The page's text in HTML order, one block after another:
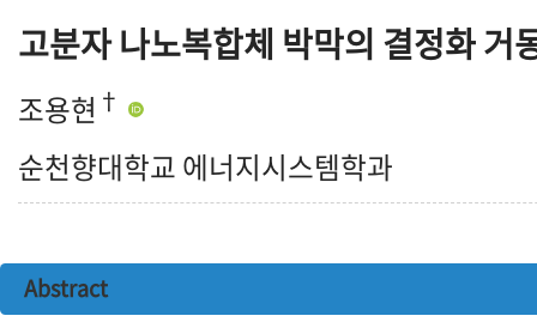
고분자 나노복합체 박막의 결정화 거
조용현 †
순천향대학교 에너지시스템학과
Abstract